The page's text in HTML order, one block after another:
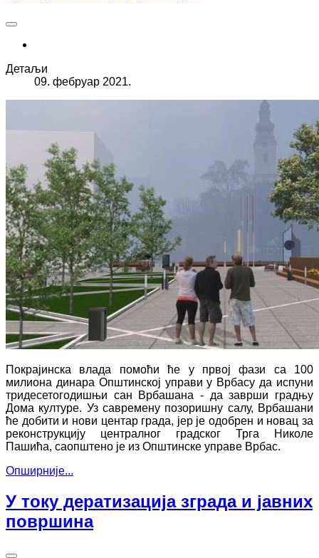
Детаљи
09. фебруар 2021.
Покрајинска влада помоћи ће у првој фази са 100
милиона динара Општинској управи у Врбасу да испуни
тридесетогодишњи сан Врбашана - да заврши градњу
Дома културе. Уз савремену позоришну салу, Врбашани
ће добити и нови центар града, јер је одобрен и новац за
реконструкцију централног градског Трга Николе
Пашића, саопштено је из Општинске управе Врбас.
Опширније...
У току дератизација зграда и јавних
површина